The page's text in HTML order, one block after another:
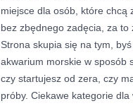
miejsce dla osób, które chcą
bez zbędnego zadęcia, za
Strona skupia się na tym,
akwarium morskie w sposób
czy startujesz od zera, czy
próby. Ciekawe kategorie